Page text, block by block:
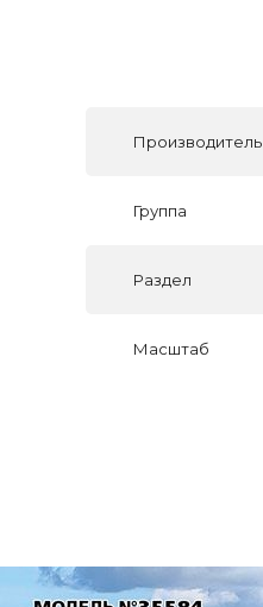
Производитель
Группа
Раздел
Масштаб